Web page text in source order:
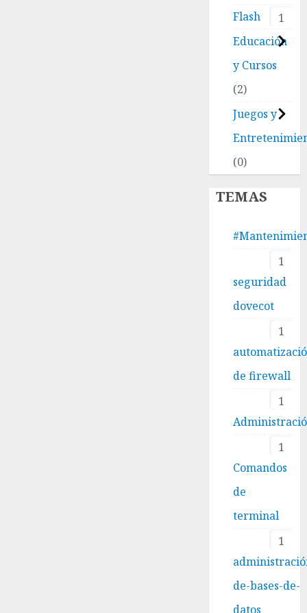
Flash
1
Educación
y Cursos
2
Juegos y
0
TEMAS
1
seguridad
dovecot
1
de firewall
1
1
Comandos
de
terminal
1
de-bases-de-
datos